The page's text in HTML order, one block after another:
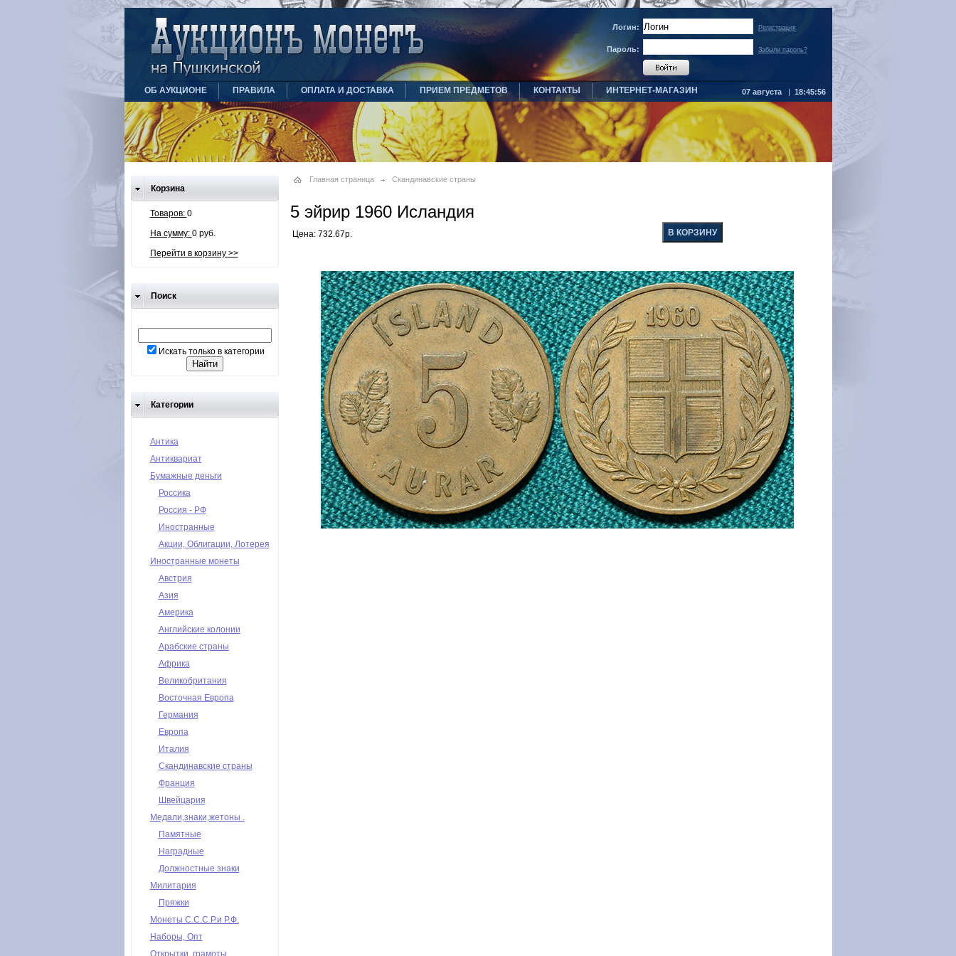
Логин: Регистрация
Пароль: Забыли пароль?
ОБ АУКЦИОНЕ ПРАВИЛА ОПЛАТА И ДОСТАВКА ПРИЕМ ПРЕДМЕТОВ КОНТАКТЫ ИНТЕРНЕТ-МАГАЗИН 07 августа | 18:45:56
Корзина
Товаров: 0
На сумму: 0 руб.
Перейти в корзину >>
Поиск
Искать только в категории
Категории
Антика
Антиквариат
Бумажные деньги
Россика
Россия - РФ
Иностранные
Акции, Облигации, Лотерея
Иностранные монеты
Австрия
Азия
Америка
Английские колонии
Арабские страны
Африка
Великобритания
Восточная Европа
Германия
Европа
Италия
Скандинавские страны
Франция
Швейцария
Медали,знаки,жетоны .
Памятные
Наградные
Должностные знаки
Милитария
Пряжки
Монеты С.С.С.Р.и Р.Ф.
Наборы, Опт
Открытки, грамоты,
Главная страница Скандинавские страны
5 эйрир 1960 Исландия
Цена: 732.67р.